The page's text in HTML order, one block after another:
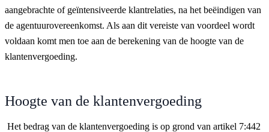
aangebrachte of geïntensiveerde klantrelaties, na het beëindigen van
de agentuurovereenkomst. Als aan dit vereiste van voordeel wordt
voldaan komt men toe aan de berekening van de hoogte van de
klantenvergoeding.
Hoogte van de klantenvergoeding
Het bedrag van de klantenvergoeding is op grond van artikel 7:442